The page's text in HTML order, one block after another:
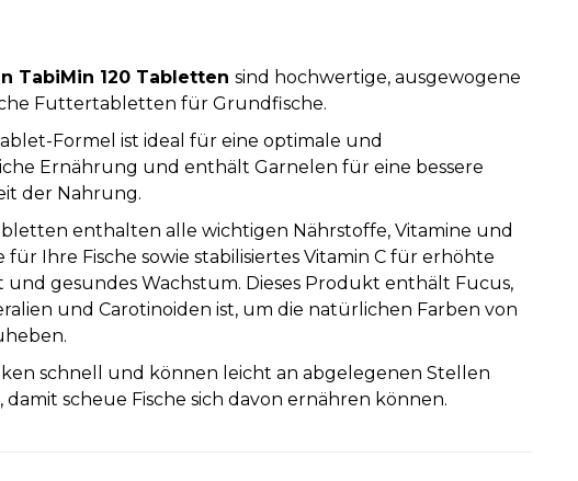
TabiMin 120 Tabletten sind hochwertige, ausgewogene
Futtertabletten für Grundfische.
Formel ist ideal für eine optimale und
Ernährung und enthält Garnelen für eine bessere
der Nahrung.
enthalten alle wichtigen Nährstoffe, Vitamine und
Ihre Fische sowie stabilisiertes Vitamin C für erhöhte
und gesundes Wachstum. Dieses Produkt enthält Fucus,
und Carotinoiden ist, um die natürlichen Farben von
schnell und können leicht an abgelegenen Stellen
scheue Fische sich davon ernähren können.